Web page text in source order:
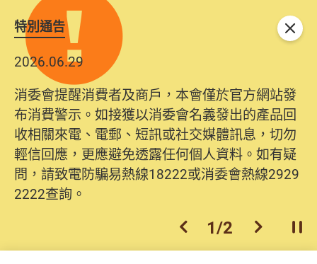
特別通告
2026.06.29
消委會提醒消費者及商戶，本會僅於官方網站發
布消費警示。如接獲以消委會名義發出的產品回
收相關來電、電郵、短訊或社交媒體訊息，切勿
輕信回應，更應避免透露任何個人資料。如有疑
問，請致電防騙易熱線18222或消委會熱線2929
2222查詢。
上一個
1/2 下一個開
關閉